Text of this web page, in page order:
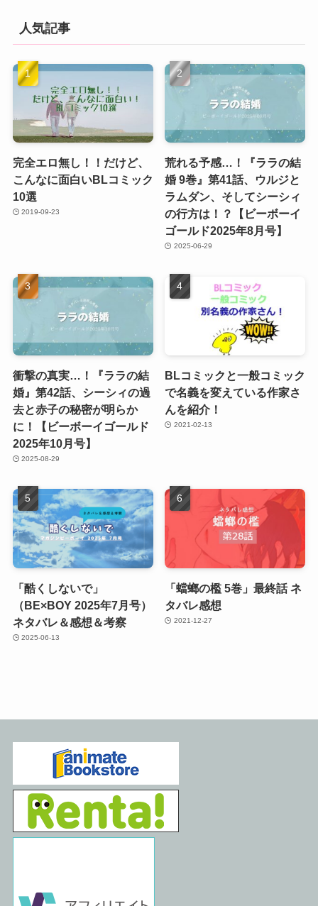
人気記事
完全エロ無し！！だけど、
こんなに面白いBLコミック
10選
2019-09-23
荒れる予感…！『ララの結
婚 9巻』第41話、ウルジと
ラムダン、そしてシーシィ
の行方は！？【ビーボーイ
ゴールド2025年8月号】
2025-06-29
衝撃の真実…！『ララの結
婚』第42話、シーシィの過
去と赤子の秘密が明らか
に！【ビーボーイゴールド
2025年10月号】
2025-08-29
BLコミックと一般コミック
で名義を変えている作家さ
んを紹介！
2021-02-13
「酷くしないで」
（BE×BOY 2025年7月号）
ネタバレ＆感想＆考察
2025-06-13
「蟷螂の檻 5巻」最終話 ネ
タバレ感想
2021-12-27